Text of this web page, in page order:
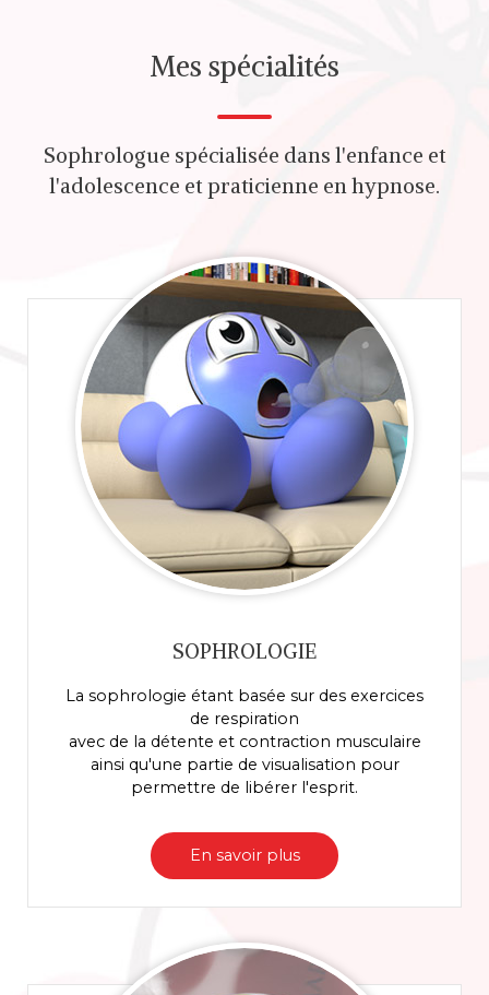
Mes spécialités
Sophrologue spécialisée dans l'enfance et
l'adolescence et praticienne en hypnose.
SOPHROLOGIE
La sophrologie étant basée sur des exercices
de respiration
avec de la détente et contraction musculaire
ainsi qu'une partie de visualisation pour
permettre de libérer l'esprit.
En savoir plus